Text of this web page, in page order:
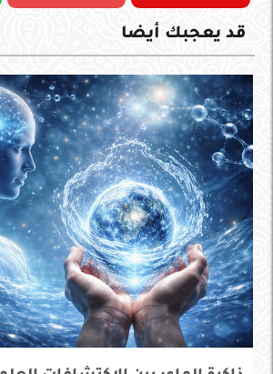
قد يعجبك أيضا